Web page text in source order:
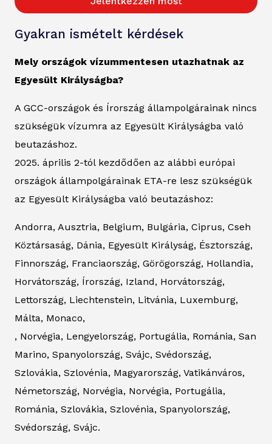
Gyakran ismételt kérdések
Mely országok vízummentesen utazhatnak az
Egyesült Királyságba?
A GCC-országok és Írország állampolgárainak nincs
szükségük vízumra az Egyesült Királyságba való
beutazáshoz.
2025. április 2-tól kezdődően az alábbi európai
országok állampolgárainak ETA-re lesz szükségük
az Egyesült Királyságba való beutazáshoz:
Andorra, Ausztria, Belgium, Bulgária, Ciprus, Cseh
Köztársaság, Dánia, Egyesült Királyság, Észtország,
Finnország, Franciaország, Görögország, Hollandia,
Horvátország, Írország, Izland, Horvátország,
Lettország, Liechtenstein, Litvánia, Luxemburg,
Málta, Monaco,
, Norvégia, Lengyelország, Portugália, Románia, San
Marino, Spanyolország, Svájc, Svédország,
Szlovákia, Szlovénia, Magyarország, Vatikánváros,
Németország, Norvégia, Norvégia, Portugália,
Románia, Szlovákia, Szlovénia, Spanyolország,
Svédország, Svájc.